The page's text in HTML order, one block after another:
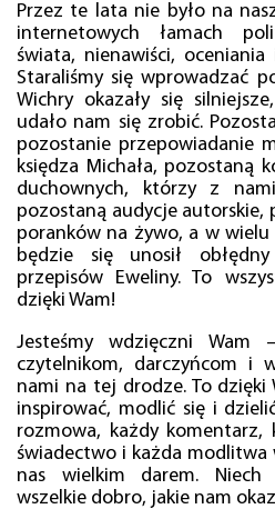
Przez te lata nie było na
internetowych łamach
świata, nienawiści,
Staraliśmy się wprowadzać
Wichry okazały się
udało nam się zrobić.
pozostanie przepowiadanie
księdza Michała, pozostaną
duchownych, którzy z
pozostaną audycje autorskie,
poranków na żywo, a w
będzie się unosił
przepisów Eweliny. To
dzięki Wam!
Jesteśmy wdzięczni Wam
czytelnikom, darczyńcom i
nami na tej drodze. To dzięki
inspirować, modlić się i
rozmowa, każdy komentarz,
świadectwo i każda modlitwa
nas wielkim darem. Niech
wszelkie dobro, jakie nam